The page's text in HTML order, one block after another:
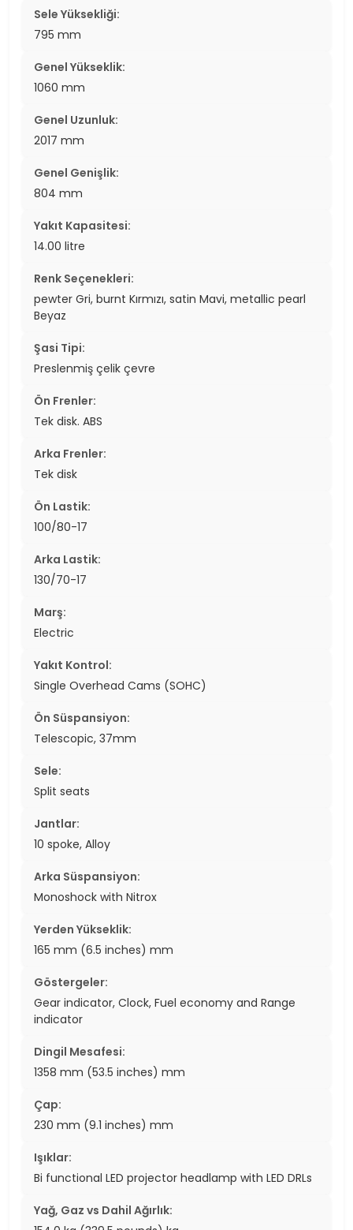
Sele Yüksekliği:
795 mm
Genel Yükseklik:
1060 mm
Genel Uzunluk:
2017 mm
Genel Genişlik:
804 mm
Yakıt Kapasitesi:
14.00 litre
Renk Seçenekleri:
pewter Gri, burnt Kırmızı, satin Mavi, metallic pearl
Beyaz
Şasi Tipi:
Preslenmiş çelik çevre
Ön Frenler:
Tek disk. ABS
Arka Frenler:
Tek disk
Ön Lastik:
100/80-17
Arka Lastik:
130/70-17
Marş:
Electric
Yakıt Kontrol:
Single Overhead Cams (SOHC)
Ön Süspansiyon:
Telescopic, 37mm
Sele:
Split seats
Jantlar:
10 spoke, Alloy
Arka Süspansiyon:
Monoshock with Nitrox
Yerden Yükseklik:
165 mm (6.5 inches) mm
Göstergeler:
Gear indicator, Clock, Fuel economy and Range
indicator
Dingil Mesafesi:
1358 mm (53.5 inches) mm
Çap:
230 mm (9.1 inches) mm
Işıklar:
Bi functional LED projector headlamp with LED DRLs
Yağ, Gaz vs Dahil Ağırlık: